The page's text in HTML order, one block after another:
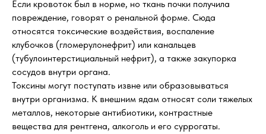
Если кровоток был в норме, но ткань почки получила
повреждение, говорят о ренальной форме. Сюда
относятся токсические воздействия, воспаление
клубочков (гломерулонефрит) или канальцев
(тубулоинтерстициальный нефрит), а также закупорка
сосудов внутри органа.
Токсины могут поступать извне или образовываться
внутри организма. К внешним ядам относят соли тяжелых
металлов, некоторые антибиотики, контрастные
вещества для рентгена, алкоголь и его суррогаты.